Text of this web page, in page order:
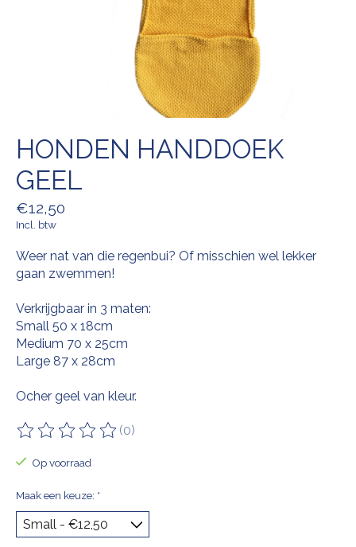
HONDEN HANDDOEK
GEEL
€12,50
Incl. btw
Weer nat van die regenbui? Of misschien wel lekker
gaan zwemmen!
Verkrijgbaar in 3 maten:
Small 50 x 18cm
Medium 70 x 25cm
Large 87 x 28cm
Ocher geel van kleur.
De beoordeling van dit product is
(0)
Op voorraad
Maak een keuze: *